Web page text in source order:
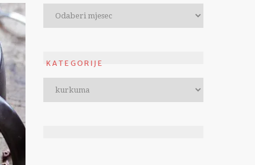
KATEGORIJE